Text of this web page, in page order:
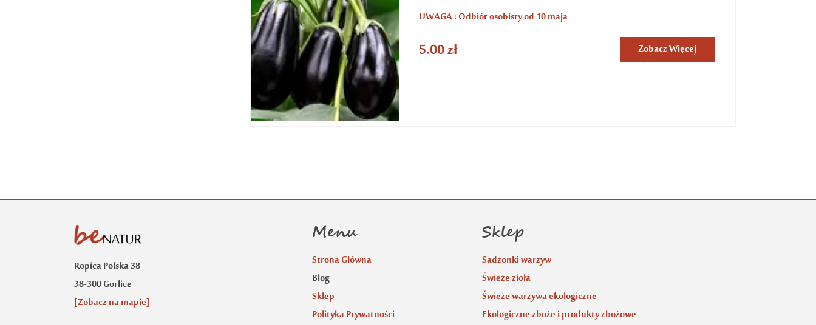
UWAGA : Odbiór osobisty od 10 maja
5.00zł Zobacz Więcej
Ropica Polska 38
38-300 Gorlice
[Zobacz na mapie]
Menu
Strona Główna
Blog
Sklep
Polityka Prywatności
Sklep
Sadzonki warzyw
Świeże zioła
Świeże warzywa ekologiczne
Ekologiczne zboże i produkty zbożowe